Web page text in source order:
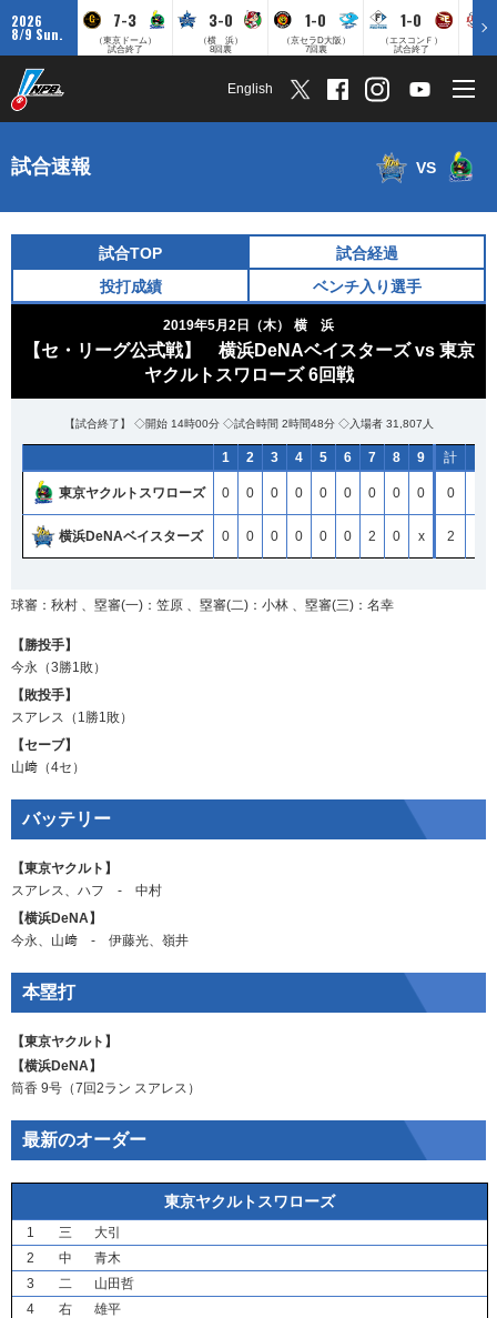
2026
8/9 Sun.
7-3
（東京ドーム）
試合終了
3-0
（横 浜）
8回裏
1-0
（京セラD大阪）
7回裏
1-0
（エスコンＦ）
試合終了
English
試合速報 VS
試合TOP
試合経過
投打成績
ベンチ入り選手
2019年5月2日（木） 横 浜
【セ・リーグ公式戦】 横浜DeNAベイスターズ vs 東京
ヤクルトスワローズ 6回戦
【試合終了】 ◇開始 14時00分 ◇試合時間 2時間48分 ◇入場者 31,807人
1 2 3 4 5 6 7 8 9 計
東京ヤクルトスワローズ 0 0 0 0 0 0 0 0 0 0
横浜DeNAベイスターズ 0 0 0 0 0 0 2 0 x 2
1 2 3 4 5 6 7 8 9 計
東京ヤクルトスワローズ 0 0 0 0 0 0 0 0 0 0
横浜DeNAベイスターズ 0 0 0 0 0 0 2 0 x 2
1 2 3 4 5 6 7 8 9 計
東京ヤクルトスワローズ 0 0 0 0 0 0 0 0 0 0
横浜DeNAベイスターズ 0 0 0 0 0 0 2 0 x 2
1 2 3 4 5 6 7 8 9 計
東京ヤクルトスワローズ 0 0 0 0 0 0 0 0 0 0
横浜DeNAベイスターズ 0 0 0 0 0 0 2 0 x 2
球審：秋村 、塁審(一)：笠原 、塁審(二)：小林 、塁審(三)：名幸
【勝投手】
今永 （3勝1敗）
【敗投手】
スアレス （1勝1敗）
【セーブ】
山﨑 （4セ）
バッテリー
【東京ヤクルト】
スアレス、 ハフ ‐ 中村
【横浜DeNA】
今永、 山﨑 ‐ 伊藤光、 嶺井
本塁打
【東京ヤクルト】
【横浜DeNA】
筒香 9号（7回2ラン スアレス ）
最新のオーダー
東京ヤクルトスワローズ
1 三
大引
2
中
青木
3
二
山田哲
4
右
雄平